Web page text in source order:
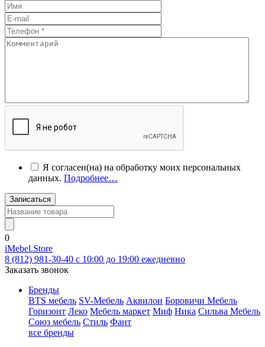
Я согласен(на) на обработку моих персональных
данных. Подробнее…
Записаться
0
iMebel.Store
8 (812) 981-30-40 c 10:00 до 19:00 ежедневно
Заказать звонок
Бренды
BTS мебель SV-Мебель Аквилон Боровичи Мебель
Горизонт Леко Мебель маркет Миф Ника Сильва Мебель
Союз мебель Стиль Фант
все бренды